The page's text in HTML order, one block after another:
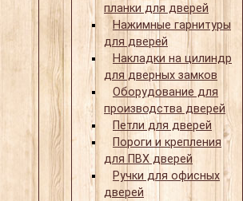
планки для дверей
Нажимные гарнитуры
для дверей
Накладки на цилиндр
для дверных замков
Оборудование для
производства дверей
Петли для дверей
Пороги и крепления
для ПВХ дверей
Ручки для офисных
дверей